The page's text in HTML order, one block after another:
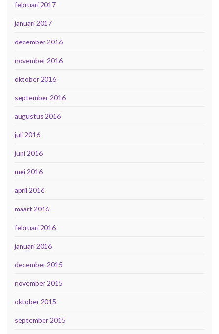
februari 2017
januari 2017
december 2016
november 2016
oktober 2016
september 2016
augustus 2016
juli 2016
juni 2016
mei 2016
april 2016
maart 2016
februari 2016
januari 2016
december 2015
november 2015
oktober 2015
september 2015